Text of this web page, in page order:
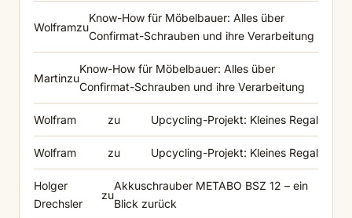
Wolframzu
Know-How für Möbelbauer: Alles über
Confirmat-Schrauben und ihre Verarbeitung
Martinzu
Know-How für Möbelbauer: Alles über
Confirmat-Schrauben und ihre Verarbeitung
Wolfram zu Upcycling-Projekt: Kleines Regal
Wolfram zu Upcycling-Projekt: Kleines Regal
Holger
Drechsler
zu
Akkuschrauber METABO BSZ 12 – ein
Blick zurück